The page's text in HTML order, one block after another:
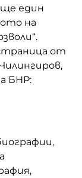
един
на
от
БНР: